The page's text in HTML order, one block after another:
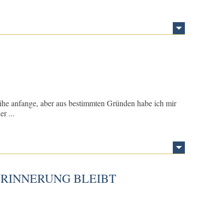
anfange, aber aus bestimmten Gründen habe ich mir
...
BLEIBT